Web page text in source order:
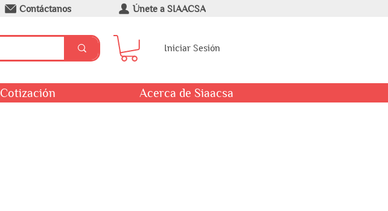
Contáctanos Únete a SIAACSA
Iniciar Sesión
Cotización Acerca de Siaacsa